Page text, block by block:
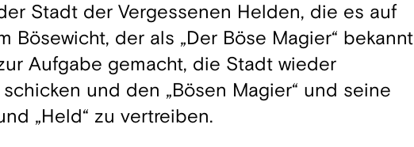
Stadt der Vergessenen Helden, die es auf
der als „Der Böse Magier“ bekannt
Aufgabe gemacht, die Stadt wieder
und den „Bösen Magier“ und seine
„Held“ zu vertreiben.